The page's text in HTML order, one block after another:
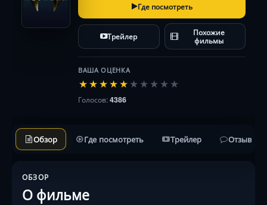
Где посмотреть
Трейлер Похожие
фильмы
ВАША ОЦЕНКА
★★★★★ ★ ★ ★ ★ ★
Голосов:4386
Обзор Где посмотреть Трейлер Отзывы
ОБЗОР
О фильме